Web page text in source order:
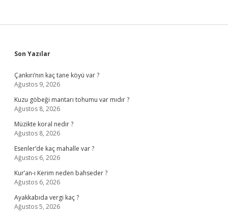
Sidebar
Son Yazılar
Çankırı’nın kaç tane köyü var ?
Ağustos 9, 2026
Kuzu göbeği mantarı tohumu var mıdır ?
Ağustos 8, 2026
Müzikte koral nedir ?
Ağustos 8, 2026
Esenler’de kaç mahalle var ?
Ağustos 6, 2026
Kur’an-ı Kerim neden bahseder ?
Ağustos 6, 2026
Ayakkabıda vergi kaç ?
Ağustos 5, 2026